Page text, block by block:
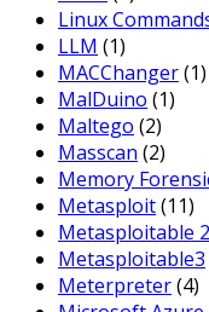
Linux
LLM (1)
MACChanger(1)
MalDuino (1)
Maltego (2)
Masscan (2)
Memory
Metasploit(11)
Metasploitable 2
Metasploitable3
Meterpreter(4)